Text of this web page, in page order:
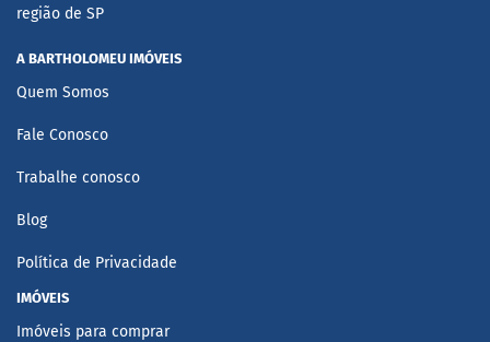
região de SP
A BARTHOLOMEU IMÓVEIS
Quem Somos
Fale Conosco
Trabalhe conosco
Blog
Política de Privacidade
IMÓVEIS
Imóveis para comprar